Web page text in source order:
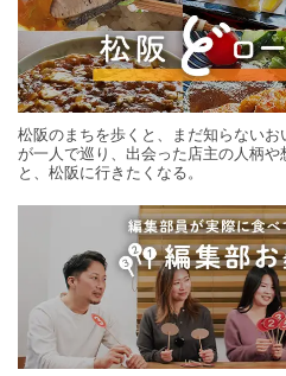
松阪のまちを歩くと、まだ知らない
が一人で巡り、出会った店主の人柄
と、松阪に行きたくなる。